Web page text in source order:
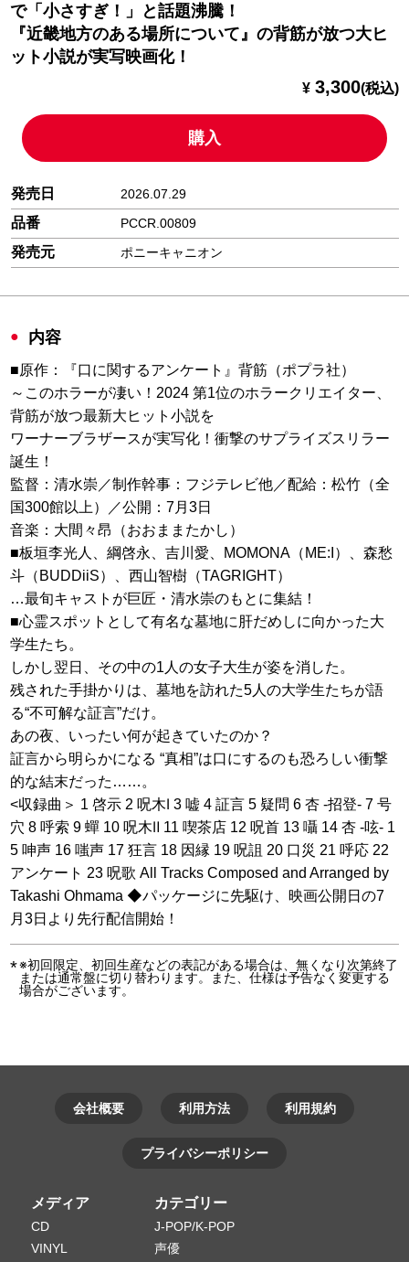
で「小さすぎ！」と話題沸騰！
『近畿地方のある場所について』の背筋が放つ大ヒ
ット小説が実写映画化！
¥ 3,300(税込)
購入
発売日 2026.07.29
品番 PCCR.00809
発売元 ポニーキャニオン
内容
■原作：『口に関するアンケート』背筋（ポプラ社）
～このホラーが凄い！2024 第1位のホラークリエイター、
背筋が放つ最新大ヒット小説を
ワーナーブラザースが実写化！衝撃のサプライズスリラー
誕生！
監督：清水崇／制作幹事：フジテレビ他／配給：松竹（全
国300館以上）／公開：7月3日
音楽：大間々昂（おおままたかし）
■板垣李光人、綱啓永、吉川愛、MOMONA（ME:I）、森愁
斗（BUDDiiS）、西山智樹（TAGRIGHT）
…最旬キャストが巨匠・清水崇のもとに集結！
■心霊スポットとして有名な墓地に肝だめしに向かった大
学生たち。
しかし翌日、その中の1人の女子大生が姿を消した。
残された手掛かりは、墓地を訪れた5人の大学生たちが語
る“不可解な証言”だけ。
あの夜、いったい何が起きていたのか？
証言から明らかになる “真相”は口にするのも恐ろしい衝撃
的な結末だった……。
<収録曲＞ 1 啓示 2 呪木Ⅰ 3 嘘 4 証言 5 疑問 6 杏 -招登- 7 号
穴 8 呼索 9 蟬 10 呪木Ⅱ 11 喫茶店 12 呪首 13 囁 14 杏 -呟- 1
5 呻声 16 嗤声 17 狂言 18 因縁 19 呪詛 20 口災 21 呼応 22
アンケート 23 呪歌 All Tracks Composed and Arranged by
Takashi Ohmama ◆パッケージに先駆け、映画公開日の7
月3日より先行配信開始！
※初回限定、初回生産などの表記がある場合は、無くなり次第終了
または通常盤に切り替わります。また、仕様は予告なく変更する
場合がございます。
会社概要 利用方法 利用規約
プライバシーポリシー
メディア
CD
VINYL
カテゴリー
J-POP/K-POP
声優